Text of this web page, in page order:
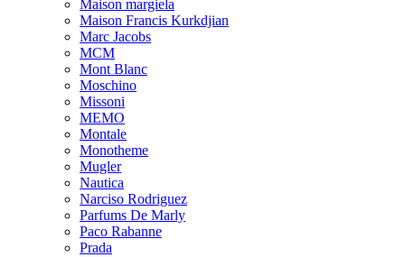
Maison margiela
Maison Francis Kurkdjian
Marc Jacobs
MCM
Mont Blanc
Moschino
Missoni
MEMO
Montale
Monotheme
Mugler
Nautica
Narciso Rodriguez
Parfums De Marly
Paco Rabanne
Prada